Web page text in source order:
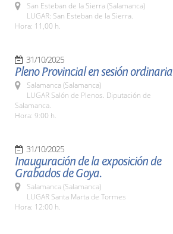
San Esteban de la Sierra (Salamanca)
LUGAR: San Esteban de la Sierra.
Hora: 11,00 h.
31/10/2025
Pleno Provincial en sesión ordinaria
Salamanca (Salamanca)
LUGAR Salón de Plenos. Diputación de
Salamanca.
Hora: 9:00 h.
31/10/2025
Inauguración de la exposición de
Grabados de Goya.
Salamanca (Salamanca)
LUGAR Santa Marta de Tormes
Hora: 12:00 h.